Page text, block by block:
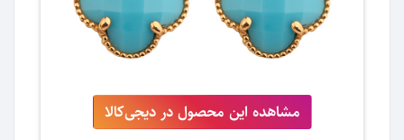
مشاهده این محصول در دیجی‌کالا